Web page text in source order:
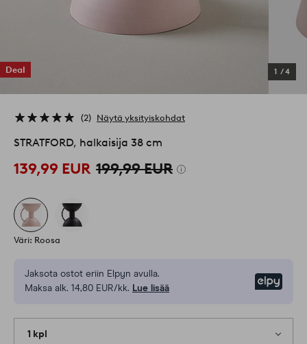
Deal 1 /4
2 Näytä yksityiskohdat
STRATFORD, halkaisija 38 cm
139,99 EUR 199,99 EUR
Väri: Roosa
Jaksota ostot eriin Elpyn avulla.
Maksa alk. 14,80 EUR/kk. Lue lisää
1 kpl